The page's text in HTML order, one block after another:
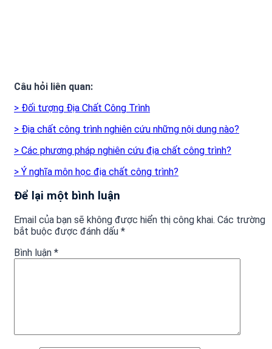
Câu hỏi liên quan:
> Đối tượng Địa Chất Công Trình
> Địa chất công trình nghiên cứu những nội dung nào?
> Các phương pháp nghiên cứu địa chất công trình?
> Ý nghĩa môn học địa chất công trình?
Để lại một bình luận
Email của bạn sẽ không được hiển thị công khai. Các trường
bắt buộc được đánh dấu *
Bình luận *